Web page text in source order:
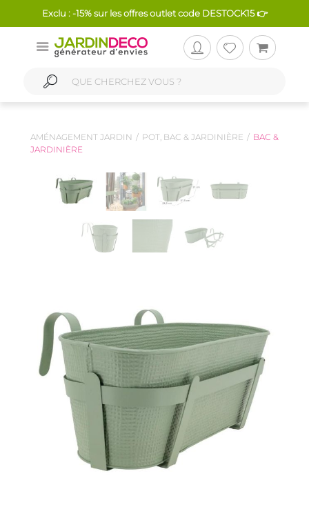
Exclu : -15% sur les offres outlet code DESTOCK15 👉
AMÉNAGEMENT JARDIN POT, BAC & JARDINIÈRE
BAC &
JARDINIÈRE